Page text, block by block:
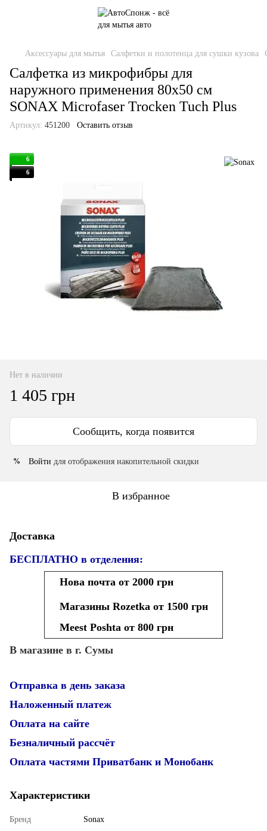
Аксессуары для мытья Салфетки и полотенца для сушки кузова
Салфетка из микрофибры для
наружного применения 80х50 см
SONAX Microfaser Trocken Tuch Plus
Артикул: 451200 Оставить отзыв
6
6
Нет в наличии
1 405 грн
Сообщить, когда появится
% Войти для отображения накопительной скидки
В избранное
Доставка
БЕСПЛАТНО в отделения:
Нова почта от 2000 грн
Магазины Rozetka от 1500 грн
Meest Poshta от 800 грн
В магазине в г. Сумы
Отправка в день заказа
Наложенный платеж
Оплата на сайте
Безналичный рассчёт
Оплата частями Приватбанк и Монобанк
Характеристики
Бренд Sonax